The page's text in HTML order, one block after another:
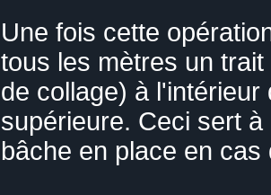
Une fois cette
tous les mètres un
de collage) à l'intérieur
supérieure. Ceci sert à
bâche en place en